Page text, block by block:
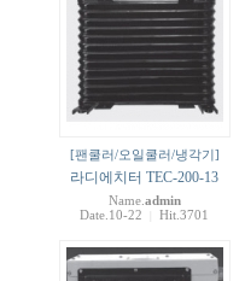
[팬쿨러/오일쿨러/냉각기]
라디에치터 TEC-200-13
Name. admin
Date.10-22
Hit.3701